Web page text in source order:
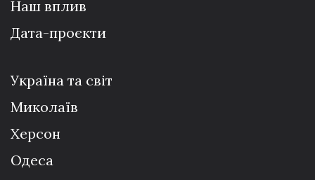
Наш вплив
Дата-проєкти
Україна та світ
Миколаїв
Херсон
Одеса